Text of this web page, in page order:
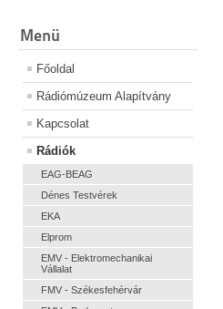
Menü
Főoldal
Rádiómúzeum Alapítvány
Kapcsolat
Rádiók
EAG-BEAG
Dénes Testvérek
EKA
Elprom
EMV - Elektromechanikai
Vállalat
FMV - Székesfehérvár